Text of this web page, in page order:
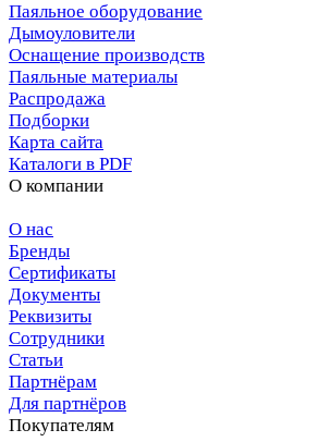
Паяльное оборудование
Дымоуловители
Оснащение производств
Паяльные материалы
Распродажа
Подборки
Карта сайта
Каталоги в PDF
О компании
О нас
Бренды
Сертификаты
Документы
Реквизиты
Сотрудники
Статьи
Партнёрам
Для партнёров
Покупателям